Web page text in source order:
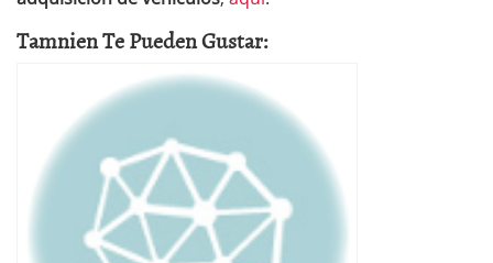
Tamnien Te Pueden Gustar: